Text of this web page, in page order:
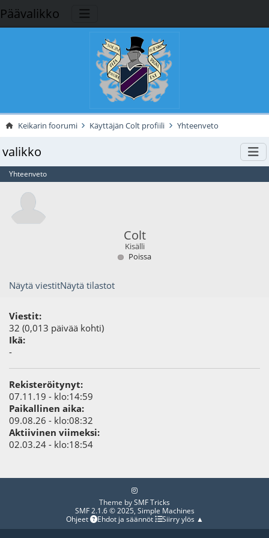
Päävalikko
Keikarin foorumi Käyttäjän Colt profiili Yhteenveto
valikko
Yhteenveto
Colt
Kisälli
Poissa
Näytä viestitNäytä tilastot
Viestit:
32 (0,013 päivää kohti)
Ikä:
-
Rekisteröitynyt:
07.11.19 - klo:14:59
Paikallinen aika:
09.08.26 - klo:08:32
Aktiivinen viimeksi:
02.03.24 - klo:18:54
Theme bySMF Tricks
SMF 2.1.6 © 2025, Simple Machines
Ohjeet
Ehdot ja säännöt Siirry ylös ▲